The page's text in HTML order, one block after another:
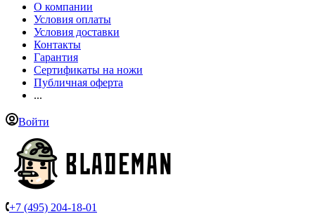
О компании
Условия оплаты
Условия доставки
Контакты
Гарантия
Сертификаты на ножи
Публичная оферта
...
Войти
+7 (495) 204-18-01